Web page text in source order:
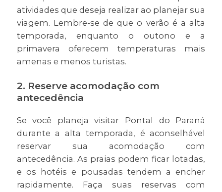
atividades que deseja realizar ao planejar sua
viagem. Lembre-se de que o verão é a alta
temporada, enquanto o outono e a
primavera oferecem temperaturas mais
amenas e menos turistas.
2. Reserve acomodação com
antecedência
Se você planeja visitar Pontal do Paraná
durante a alta temporada, é aconselhável
reservar sua acomodação com
antecedência. As praias podem ficar lotadas,
e os hotéis e pousadas tendem a encher
rapidamente. Faça suas reservas com